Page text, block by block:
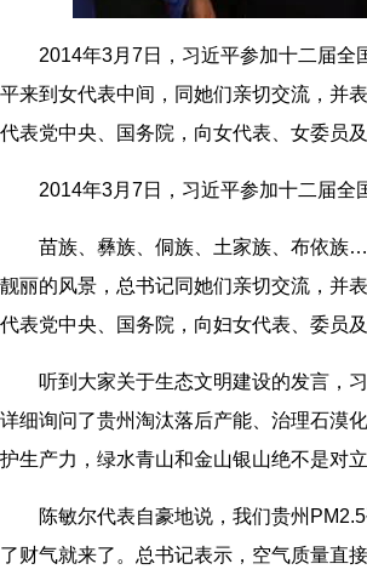
2014年3月7日，习近平参加十二届全
平来到女代表中间，同她们亲切交流，并
代表党中央、国务院，向女代表、女委员
2014年3月7日，习近平参加十二届全
苗族、彝族、侗族、土家族、布依族
靓丽的风景，总书记同她们亲切交流，并
代表党中央、国务院，向妇女代表、委员
听到大家关于生态文明建设的发言，习
详细询问了贵州淘汰落后产能、治理石漠
护生产力，绿水青山和金山银山绝不是对
陈敏尔代表自豪地说，我们贵州PM2.5
了财气就来了。总书记表示，空气质量直